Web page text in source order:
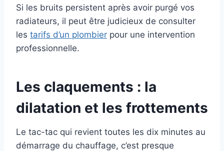
Si les bruits persistent après avoir purgé vos
radiateurs, il peut être judicieux de consulter
les tarifs d’un plombier pour une intervention
professionnelle.
Les claquements : la
dilatation et les frottements
Le tac-tac qui revient toutes les dix minutes au
démarrage du chauffage, c’est presque